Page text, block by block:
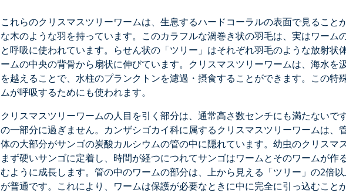
Click to display the embedded YouTube video
これらのクリスマスツリーワームは、生息するハードコーラルの表面で見ること
な木のような羽を持っています。このカラフルな渦巻き状の羽毛は、実はワーム
と呼吸に使われています。らせん状の「ツリー」はそれぞれ羽毛のような放射状
ームの中央の背骨から扇状に伸びています。クリスマスツリーワームは、海水を
を越えることで、水柱のプランクトンを濾過・摂食することができます。この特
ムが呼吸するためにも使われます。
クリスマスツリーワームの人目を引く部分は、通常高さ数センチにも満たないで
の一部分に過ぎません。カンザシゴカイ科に属するクリスマスツリーワームは、
体の大部分がサンゴの炭酸カルシウムの管の中に隠れています。幼虫のクリスマ
まず硬いサンゴに定着し、時間が経つにつれてサンゴはワームとそのワームが作
むように成長します。管の中のワームの部分は、上から見える「ツリー」の2倍
が普通です。これにより、ワームは保護が必要なときに中に完全に引っ込むこと